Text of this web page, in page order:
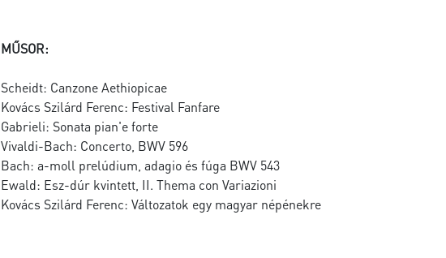
MŰSOR:
Scheidt: Canzone Aethiopicae
Kovács Szilárd Ferenc: Festival Fanfare
Gabrieli: Sonata pian'e forte
Vivaldi-Bach: Concerto, BWV 596
Bach: a-moll prelúdium, adagio és fúga BWV 543
Ewald: Esz-dúr kvintett, II. Thema con Variazioni
Kovács Szilárd Ferenc: Változatok egy magyar népénekre